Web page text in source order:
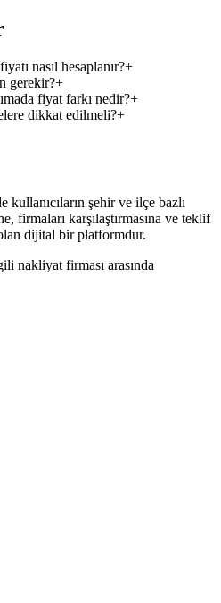
nasıl hesaplanır?+
gerekir?+
fiyat farkı nedir?+
dikkat edilmeli?+
kullanıcıların şehir ve ilçe bazlı
firmaları karşılaştırmasına ve teklif
dijital bir platformdur.
nakliyat firması arasında